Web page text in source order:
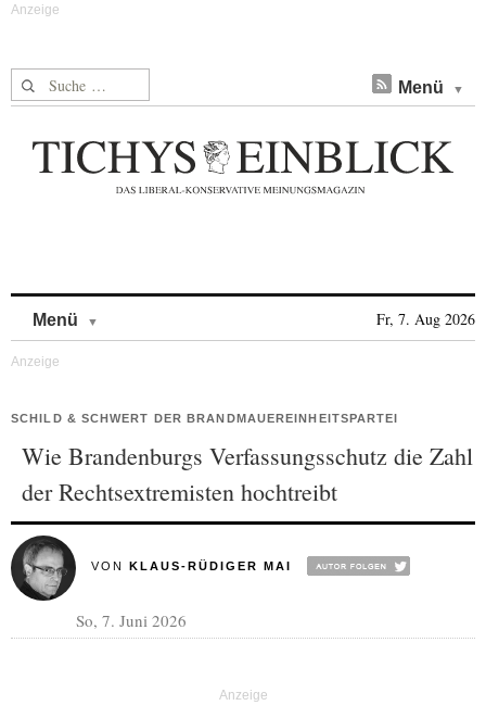
Suche nach: Menü
Menü Fr, 7. Aug 2026
SCHILD & SCHWERT DER BRANDMAUEREINHEITSPARTEI
Wie Brandenburgs Verfassungsschutz die Zahl
der Rechtsextremisten hochtreibt
VON KLAUS-RÜDIGER MAI
So, 7. Juni 2026